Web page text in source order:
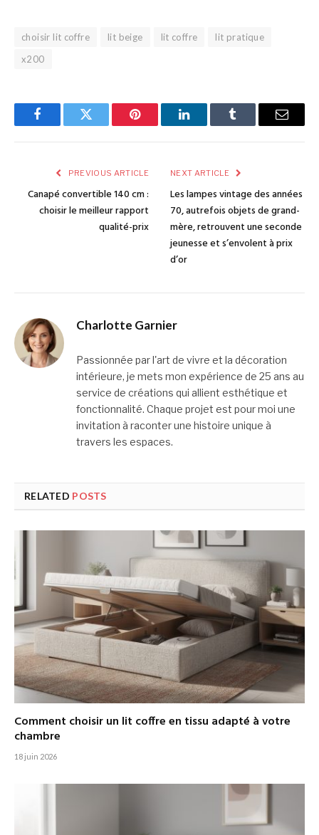
choisir lit coffre lit beige lit coffre
lit pratique
x200
FacebookTwitter Pinterest LinkedInTumblr Email
PREVIOUS ARTICLE
Canapé convertible 140 cm :
choisir le meilleur rapport
qualité-prix
NEXT ARTICLE
Les lampes vintage des années
70, autrefois objets de grand-
mère, retrouvent une seconde
jeunesse et s’envolent à prix
d’or
Charlotte Garnier
Passionnée par l'art de vivre et la décoration
intérieure, je mets mon expérience de 25 ans au
service de créations qui allient esthétique et
fonctionnalité. Chaque projet est pour moi une
invitation à raconter une histoire unique à
travers les espaces.
RELATED POSTS
Comment choisir un lit coffre en tissu adapté à votre
chambre
18 juin 2026